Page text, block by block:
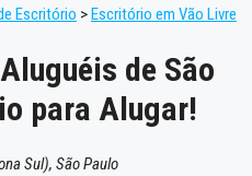
Escritório >Escritório em Vão Livre
de São
para Alugar!
Sul), São Paulo